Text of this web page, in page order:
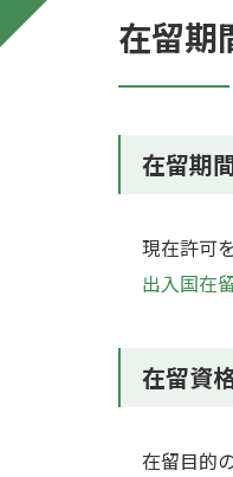
在留期
在留期
現在許可
出入国在
在留資
在留目的